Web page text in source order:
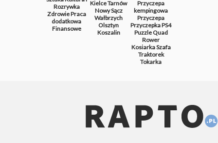
Rozrywka
ZdrowiePraca
dodatkowa
Finansowe
KielceTarnów
Nowy Sącz
Wałbrzych
Olsztyn
Koszalin
Przyczepa
kempingowa
Przyczepa
PrzyczepkaPS4
PuzzleQuad
Rower
KosiarkaSzafa
Traktorek
Tokarka